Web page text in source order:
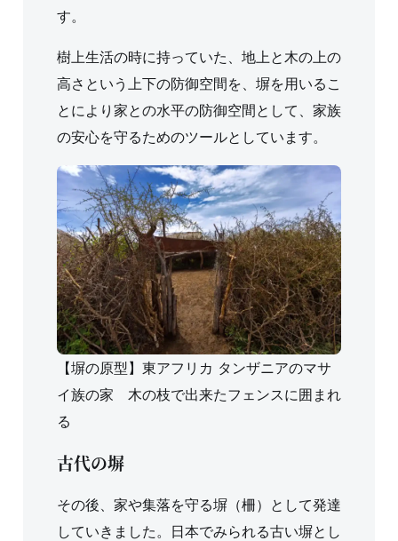
す。
樹上生活の時に持っていた、地上と木の上の
高さという上下の防御空間を、塀を用いるこ
とにより家との水平の防御空間として、家族
の安心を守るためのツールとしています。
【塀の原型】東アフリカ タンザニアのマサ
イ族の家 木の枝で出来たフェンスに囲まれ
る
古代の塀
その後、家や集落を守る塀（柵）として発達
していきました。日本でみられる古い塀とし